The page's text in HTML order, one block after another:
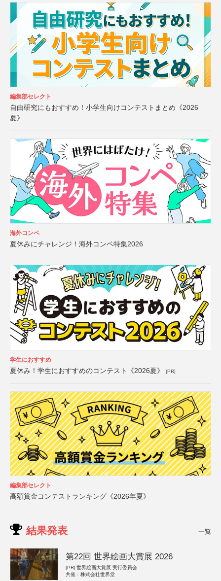
編集部セレクト
自由研究にもおすすめ！小学生向けコンテストまとめ《2026
夏》
海外コンペ
夏休みにチャレンジ！海外コンペ特集2026
学生におすすめ
夏休み！学生におすすめのコンテスト《2026夏》 [PR]
編集部セレクト
高額賞金コンテストランキング《2026年夏》
結果発表 一覧
第22回 世界絵画大賞展 2026
[PR] 世界絵画大賞展 実行委員会
共催：株式会社世界堂